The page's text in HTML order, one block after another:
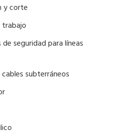
y corte
trabajo
seguridad para líneas
cables subterráneos